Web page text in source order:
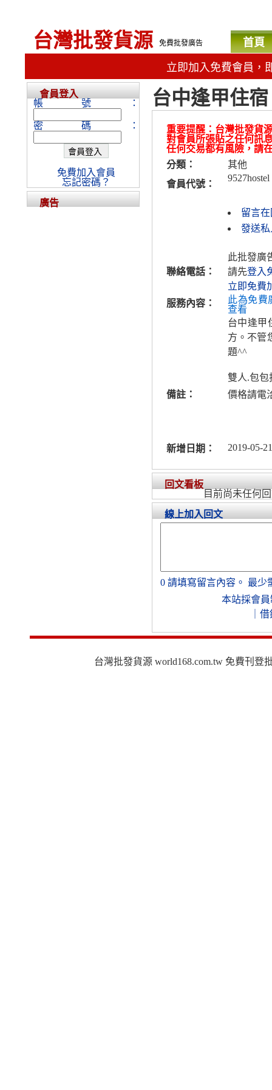
台灣批發貨源 免費批發廣告 首頁
立即加入免費會員，
台中逢甲住宿
重要提醒：台灣批發貨
對會員所張貼之任何訊
任何交易都有風險，請
分類：
其他
會員代號：
9527hostel
留言
發送私
聯絡電話：
此批發廣
請先登入
立即免費
服務內容：
此為免費
查看
台中逢甲
方。不管
題^^
雙人.包包
備註：
價格請電
新增日期： 2019-05-
回文看板
目前尚未任何
線上加入回文
0 請填寫留言內容。 最少
本站採會員
借
會員登入
帳號：
密碼：
免費加入會員
忘記密碼？
廣告
台灣批發貨源 world168.com.tw 免費刊登